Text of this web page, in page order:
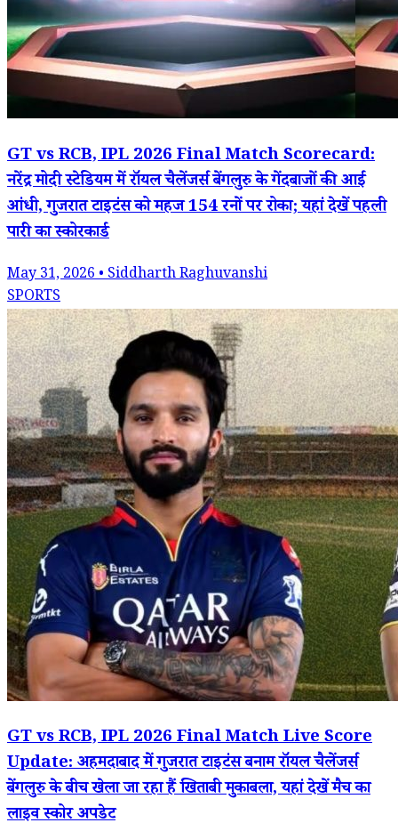
GT vs RCB, IPL 2026 Final Match Scorecard:
नरेंद्र मोदी स्टेडियम में रॉयल चैलेंजर्स बेंगलुरु के गेंदबाजों की आई
आंधी, गुजरात टाइटंस को महज 154 रनों पर रोका; यहां देखें पहली
पारी का स्कोरकार्ड
May 31, 2026 • Siddharth Raghuvanshi
SPORTS
GT vs RCB, IPL 2026 Final Match Live Score
Update: अहमदाबाद में गुजरात टाइटंस बनाम रॉयल चैलेंजर्स
बेंगलुरु के बीच खेला जा रहा हैं खिताबी मुकाबला, यहां देखें मैच का
लाइव स्कोर अपडेट